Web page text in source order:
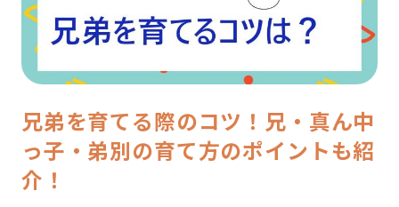
兄弟を育てる際のコツ！兄・真ん中
っ子・弟別の育て方のポイントも紹
介！